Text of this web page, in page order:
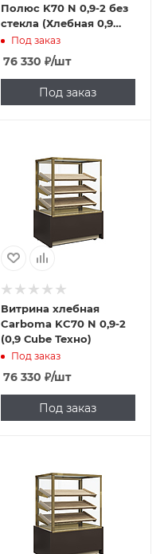
Полюс K70 N 0,9-2 без
стекла (Хлебная 0,9
Carboma)
Под заказ
76 330 ₽/шт
Под заказ
Витрина хлебная
Carboma KC70 N 0,9-2
(0,9 Сube Техно)
Под заказ
76 330 ₽/шт
Под заказ